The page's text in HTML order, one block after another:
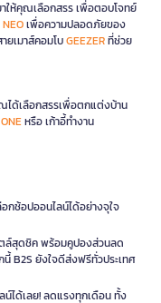
ห้คุณเลือกสรร เพื่อตอบโจทย์
NEOเพื่อความปลอดภัยของ
ยเมาส์คอมโบGEEZERที่ช่วย
ด้เลือกสรรเพื่อตกแต่งบ้าน
ONEหรือ เก้าอี้ทำงาน
กช้อปออนไลน์ได้อย่างจุใจ
ตล์สุดชิค พร้อมคูปองส่วนลด
B2S ยังใจดีส่งฟรีทั่วประเทศ
น์ได้เลย! ลดแรงทุกเดือน ทั้ง